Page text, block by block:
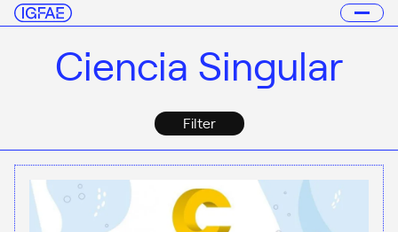
Ciencia Singular
Filter